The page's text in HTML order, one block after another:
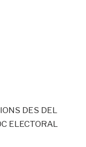
DES DEL
ELECTORAL